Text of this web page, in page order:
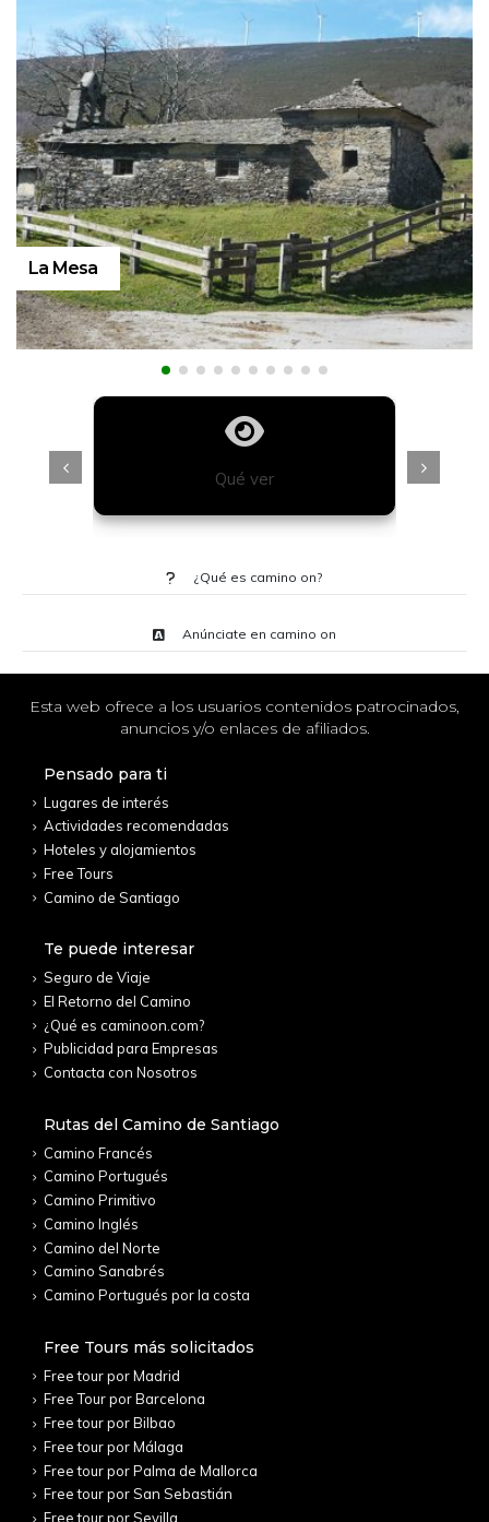
Lugo
Qué ver
¿Qué es camino on?
Anúnciate en camino on
Esta web ofrece a los usuarios contenidos patrocinados,
anuncios y/o enlaces de afiliados.
Pensado para ti
Lugares de interés
Actividades recomendadas
Hoteles y alojamientos
Free Tours
Camino de Santiago
Te puede interesar
Seguro de Viaje
El Retorno del Camino
¿Qué es caminoon.com?
Publicidad para Empresas
Contacta con Nosotros
Rutas del Camino de Santiago
Camino Francés
Camino Portugués
Camino Primitivo
Camino Inglés
Camino del Norte
Camino Sanabrés
Camino Portugués por la costa
Free Tours más solicitados
Free tour por Madrid
Free Tour por Barcelona
Free tour por Bilbao
Free tour por Málaga
Free tour por Palma de Mallorca
Free tour por San Sebastián
Free tour por Sevilla